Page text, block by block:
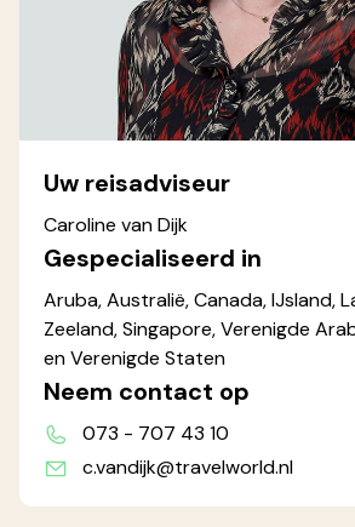
Uw reisadviseur
Caroline van Dijk
Gespecialiseerd in
Aruba, Australië, Canada, IJsland,
Zeeland, Singapore, Verenigde
en Verenigde Staten
Neem contact op
073 - 707 43 10
c.vandijk@travelworld.nl